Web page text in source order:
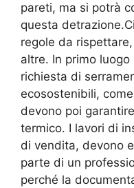
pareti, ma si potrà
questa
regole da
altre. In primo
richiesta di
ecosostenibili,
devono poi
termico. I lavori di
di vendita, devono
parte di un
perché la